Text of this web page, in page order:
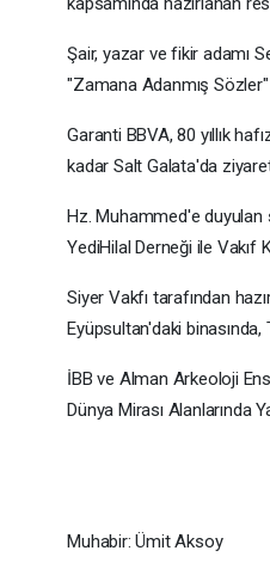
Şair, yazar ve fikir adamı
"Zamana Adanmış
Garanti BBVA, 80 yıllık
kadar Salt Galata'da
Hz. Muhammed'e duyulan
YediHilal Derneği ile Vakıf
Siyer Vakfı tarafından
Eyüpsultan'daki
İBB ve Alman Arkeoloji
Dünya Mirası Alanlarında
Muhabir: Ümit Aksoy